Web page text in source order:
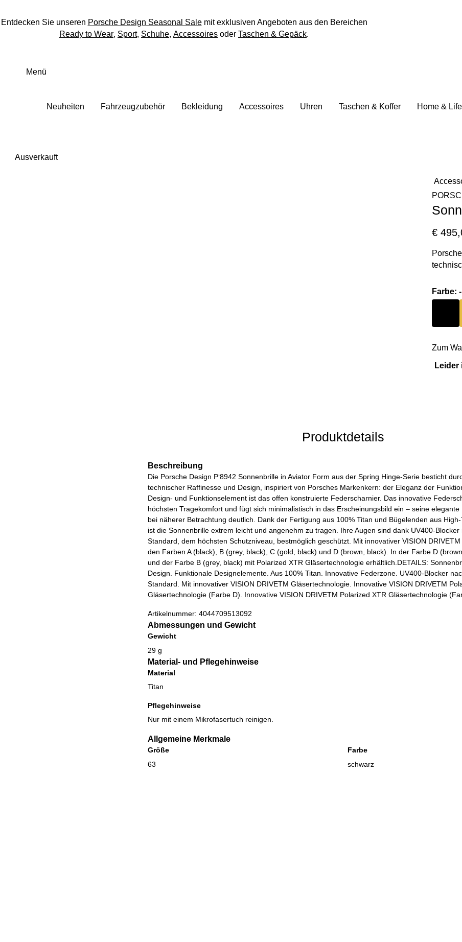
Entdecken Sie unseren Porsche Design Seasonal Salemit exklusiven Angeboten aus den Bereichen
Ready to Wear, Sport, Schuhe, Accessoires oder Taschen & Gepäck.
Hauptinhalt
Menü
Neuheiten Fahrzeugzubehör Bekleidung Accessoires Uhren Taschen & Koffer Home &
Ausverkauft
€
leichtem
Farbe: -
Zum
Leider
Produktdetails
Beschreibung
Die Porsche Design P‘8942 Sonnenbrille in Aviator Form aus der Spring Hinge-Serie besticht
technischer Raffinesse und Design, inspiriert von Porsches Markenkern: der Eleganz der
Design- und Funktionselement ist das offen konstruierte Federscharnier. Das innovative
höchsten Tragekomfort und fügt sich minimalistisch in das Erscheinungsbild ein – seine
bei näherer Betrachtung deutlich. Dank der Fertigung aus 100% Titan und Bügelenden aus
ist die Sonnenbrille extrem leicht und angenehm zu tragen. Ihre Augen sind dank UV400-Blocker
Standard, dem höchsten Schutzniveau, bestmöglich geschützt. Mit innovativer VISION
den Farben A (black), B (grey, black), C (gold, black) und D (brown, black). In der Farbe D
und der Farbe B (grey, black) mit Polarized XTR Gläsertechnologie erhältlich.DETAILS:
Design. Funktionale Designelemente. Aus 100% Titan. Innovative Federzone. UV400-Blocker
Standard. Mit innovativer VISION DRIVETM Gläsertechnologie. Innovative VISION DRIVETM
Gläsertechnologie (Farbe D). Innovative VISION DRIVETM Polarized XTR Gläsertechnologie
Artikelnummer: 4044709513092
Abmessungen und Gewicht
Gewicht
29 g
Material- und Pflegehinweise
Material
Titan
Pflegehinweise
Nur mit einem Mikrofasertuch reinigen.
Allgemeine Merkmale
Größe
63
Farbe
schwarz